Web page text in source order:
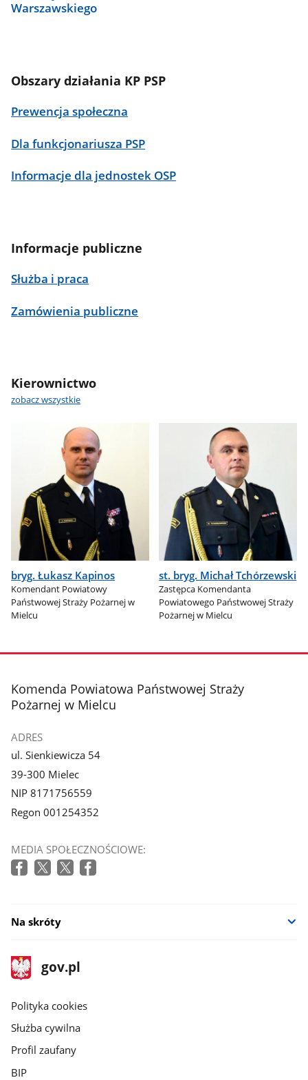
Warszawskiego
Obszary działania KP PSP
Prewencja społeczna
Dla funkcjonariusza PSP
Informacje dla jednostek OSP
Informacje publiczne
Służba i praca
Zamówienia publiczne
Kierownictwo
zobacz wszystkie
bryg. Łukasz Kapinos
Komendant Powiatowy
Państwowej Straży Pożarnej w
Mielcu
st. bryg. Michał Tchórzewski
Zastępca Komendanta
Powiatowego Państwowej Straży
Pożarnej w Mielcu
stopka
Komenda Powiatowa Państwowej Straży
Pożarnej w Mielcu
ADRES
ul. Sienkiewicza 54
39-300 Mielec
NIP 8171756559
Regon 001254352
MEDIA SPOŁECZNOŚCIOWE:
Na skróty
stopka
gov.pl
Strona
gov.pl
gov.pl
Polityka cookies
Służba cywilna
Profil zaufany
BIP